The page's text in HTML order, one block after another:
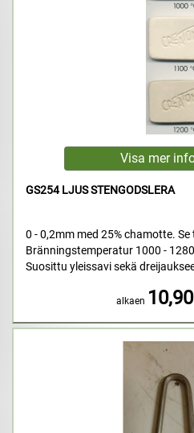
GS254 LJUS STENGODSLERA
0 - 0,2mm med 25% chamotte.
Bränningstemperatur 1000 -
Suosittu yleissavi sekä
alkaen